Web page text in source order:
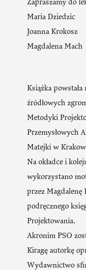
Zapraszamy do
Maria Dziedzic
Joanna Krokosz
Magdalena Mach
Książka
źródłowych
Metodyki
Przemysłowych
Matejki w
Na okładce i
wykorzystano
przez Magdalenę
podręcznego
Projektowania.
Akronim PSO
Kiragę autorkę
Wydawnictwo